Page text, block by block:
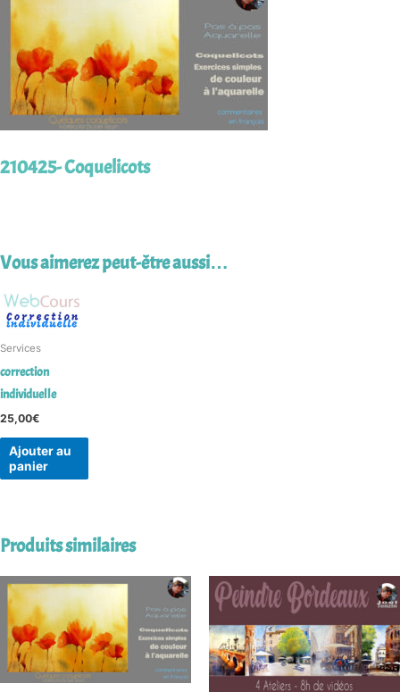
210425- Coquelicots
Vous aimerez peut-être aussi…
Services
correction
individuelle
25,00€
Ajouter au
panier
Produits similaires